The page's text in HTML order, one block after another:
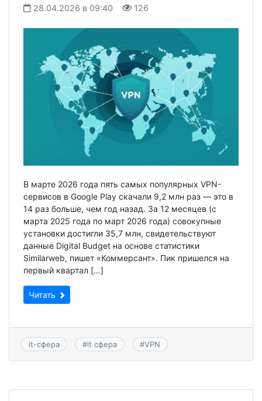
28.04.2026 в 09:40 126
В марте 2026 года пять самых популярных VPN-
сервисов в Google Play скачали 9,2 млн раз — это в
14 раз больше, чем год назад. За 12 месяцев (с
марта 2025 года по март 2026 года) совокупные
установки достигли 35,7 млн, свидетельствуют
данные Digital Budget на основе статистики
Similarweb, пишет «Коммерсант». Пик пришелся на
первый квартал […]
Читать
it-сфера #it сфера #VPN